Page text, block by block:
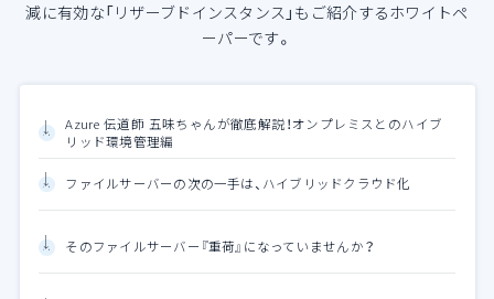
減に有効な「リザーブドインスタンス」もご紹介するホワイトペ
ーパーです。
Azure 伝道師 五味ちゃんが徹底解説！オンプレミスとのハイブ
リッド環境管理編
ファイルサーバーの次の一手は、ハイブリッドクラウド化
そのファイルサーバー『重荷』になっていませんか？